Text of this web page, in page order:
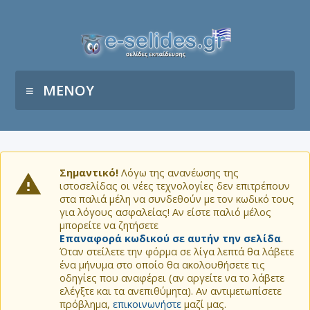
ΜΕΝΟΥ
Σημαντικό! Λόγω της ανανέωσης της
ιστοσελίδας οι νέες τεχνολογίες δεν επιτρέπουν
στα παλιά μέλη να συνδεθούν με τον κωδικό τους
για λόγους ασφαλείας! Αν είστε παλιό μέλος
μπορείτε να ζητήσετε
Επαναφορά κωδικού σε αυτήν την σελίδα.
Όταν στείλετε την φόρμα σε λίγα λεπτά θα λάβετε
ένα μήνυμα στο οποίο θα ακολουθήσετε τις
οδηγίες που αναφέρει (αν αργείτε να το λάβετε
ελέγξτε και τα ανεπιθύμητα). Αν αντιμετωπίσετε
πρόβλημα, επικοινωνήστε μαζί μας.